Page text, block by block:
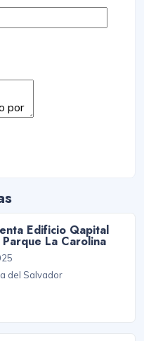
Edificio Qapital
La Carolina
del Salvador